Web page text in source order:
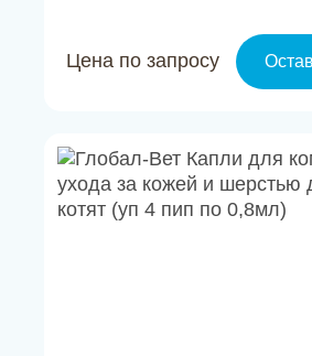
Цена по запросу